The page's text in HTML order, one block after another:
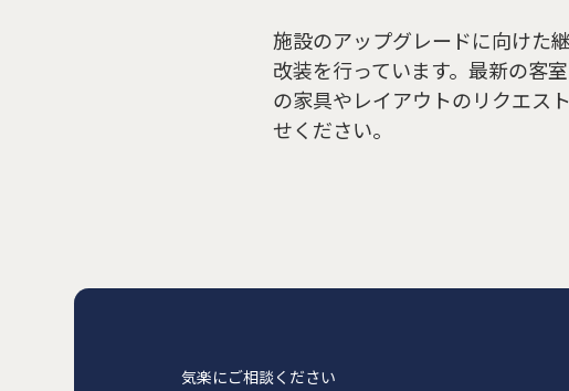
お知らせ全般新着情報キャンペーンお問い合わせ
利用規約FAQ
施設のアップグレードに向けた
改装を行っています。最新の客
の家具やレイアウトのリクエス
せください。
気楽にご相談ください